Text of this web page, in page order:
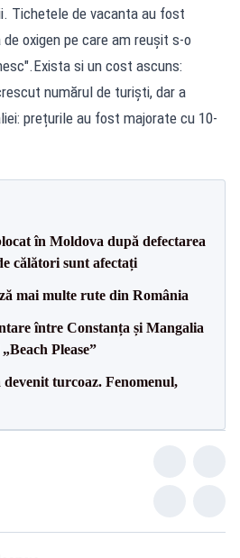
Tichetele de vacanta au fost
oxigen pe care am reușit s-o
si un cost ascuns:
numărul de turiști, dar a
prețurile au fost majorate cu 10-
în Moldova după defectarea
călători sunt afectați
mai multe rute din România
între Constanța și Mangalia
Please”
turcoaz. Fenomenul,